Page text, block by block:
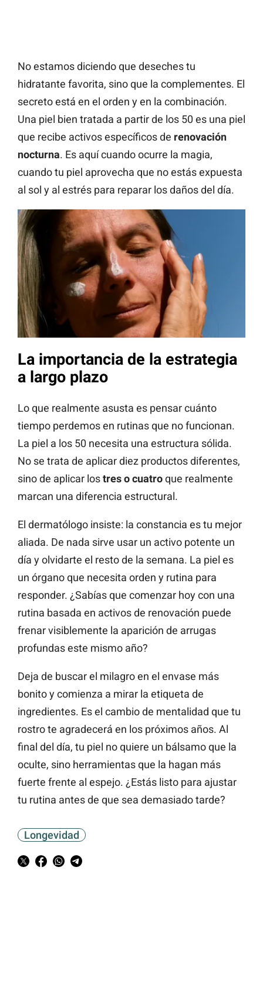
No estamos diciendo que deseches tu
hidratante favorita, sino que la complementes. El
secreto está en el orden y en la combinación.
Una piel bien tratada a partir de los 50 es una piel
que recibe activos específicos de renovación
nocturna. Es aquí cuando ocurre la magia,
cuando tu piel aprovecha que no estás expuesta
al sol y al estrés para reparar los daños del día.
La importancia de la estrategia
a largo plazo
Lo que realmente asusta es pensar cuánto
tiempo perdemos en rutinas que no funcionan.
La piel a los 50 necesita una estructura sólida.
No se trata de aplicar diez productos diferentes,
sino de aplicar lostres o cuatroque realmente
marcan una diferencia estructural.
El dermatólogo insiste: la constancia es tu mejor
aliada. De nada sirve usar un activo potente un
día y olvidarte el resto de la semana. La piel es
un órgano que necesita orden y rutina para
responder. ¿Sabías que comenzar hoy con una
rutina basada en activos de renovación puede
frenar visiblemente la aparición de arrugas
profundas este mismo año?
Deja de buscar el milagro en el envase más
bonito y comienza a mirar la etiqueta de
ingredientes. Es el cambio de mentalidad que tu
rostro te agradecerá en los próximos años. Al
final del día, tu piel no quiere un bálsamo que la
oculte, sino herramientas que la hagan más
fuerte frente al espejo. ¿Estás listo para ajustar
tu rutina antes de que sea demasiado tarde?
Longevidad